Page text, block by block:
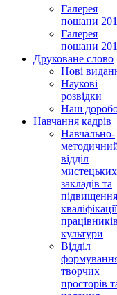
Галерея
пошани
Галерея
пошани
Друковане слово
Нові
Наукові
розвідки
Наш
Навчання кадрів
Навчально-
відділ
мистецьких
закладів та
підвищення
кваліфікації
працівників
культури
Відділ
творчих
просторів